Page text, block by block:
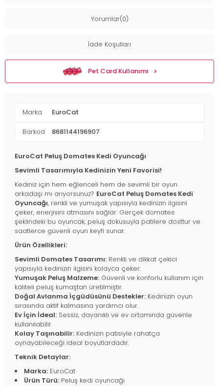
Yorumlar(0)
İade Koşulları
Pet Card Kullanımı
Marka EuroCat
Barkod 8681144196907
EuroCat Peluş Domates Kedi Oyuncağı
Sevimli Tasarımıyla Kedinizin Yeni Favorisi!
Kediniz için hem eğlenceli hem de sevimli bir oyun
arkadaşı mı arıyorsunuz? EuroCat Peluş Domates Kedi
Oyuncağı, renkli ve yumuşak yapısıyla kedinizin ilgisini
çeker, enerjisini atmasını sağlar. Gerçek domates
şeklindeki bu oyuncak, peluş dokusuyla patilere dosttur ve
saatlerce güvenli oyun keyfi sunar.
Ürün Özellikleri:
Sevimli Domates Tasarımı: Renkli ve dikkat çekici
yapısıyla kedinizin ilgisini kolayca çeker.
Yumuşak Peluş Malzeme: Güvenli ve konforlu kullanım için
kaliteli peluş kumaştan üretilmiştir.
Doğal Avlanma İçgüdüsünü Destekler: Kedinizin oyun
sırasında aktif kalmasına yardımcı olur.
Ev İçin İdeal: Sessiz, dayanıklı ve ev ortamında güvenle
kullanılabilir.
Kolay Taşınabilir: Kedinizin patisiyle rahatça
oynayabileceği ideal boyutlardadır.
Teknik Detaylar:
Marka: EuroCat
Ürün Türü: Peluş kedi oyuncağı